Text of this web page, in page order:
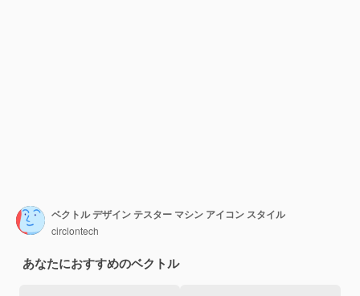
ベクトル デザイン テスター マシン アイコン スタイル
circlontech
あなたにおすすめのベクトル